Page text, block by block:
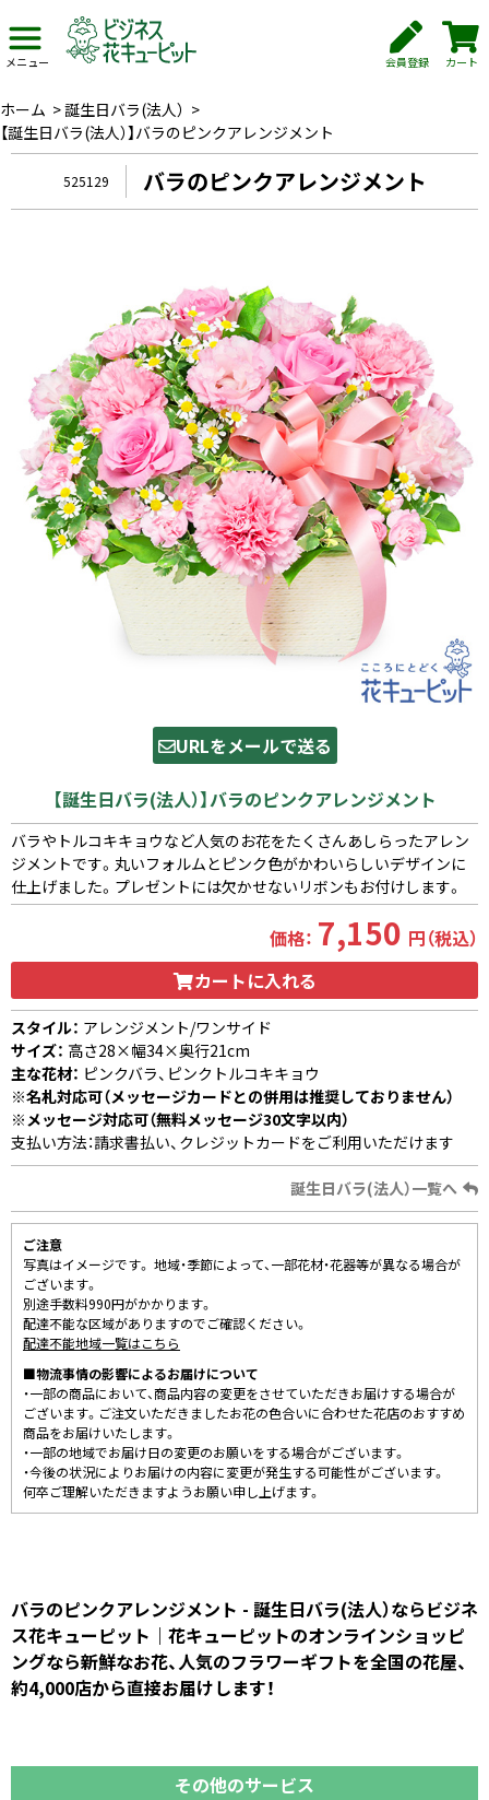
メニュー 会員登録 カート
ホーム >誕生日バラ(法人） >
【誕生日バラ(法人）】バラのピンクアレンジメント
525129 バラのピンクアレンジメント
URLをメールで送る
【誕生日バラ(法人）】バラのピンクアレンジメント
バラやトルコキキョウなど人気のお花をたくさんあしらったアレン
ジメントです。丸いフォルムとピンク色がかわいらしいデザインに
仕上げました。プレゼントには欠かせないリボンもお付けします。
価格： 7,150 円（税込）
カートに入れる
スタイル： アレンジメント/ワンサイド
サイズ： 高さ28×幅34×奥行21cm
主な花材： ピンクバラ、ピンクトルコキキョウ
※名札対応可（メッセージカードとの併用は推奨しておりません）
※メッセージ対応可（無料メッセージ30文字以内）
支払い方法：請求書払い、クレジットカードをご利用いただけます
誕生日バラ(法人）一覧へ
ご注意
写真はイメージです。 地域・季節によって、一部花材・花器等が異なる場合が
ございます。
別途手数料990円がかかります。
配達不能な区域がありますのでご確認ください。
配達不能地域一覧はこちら
■物流事情の影響によるお届けについて
・一部の商品において、商品内容の変更をさせていただきお届けする場合が
ございます。ご注文いただきましたお花の色合いに合わせた花店のおすすめ
商品をお届けいたします。
・一部の地域でお届け日の変更のお願いをする場合がございます。
・今後の状況によりお届けの内容に変更が発生する可能性がございます。
何卒ご理解いただきますようお願い申し上げます。
バラのピンクアレンジメント - 誕生日バラ(法人）ならビジネ
ス花キューピット｜花キューピットのオンラインショッピ
ングなら新鮮なお花、人気のフラワーギフトを全国の花屋、
約4,000店から直接お届けします！
その他のサービス